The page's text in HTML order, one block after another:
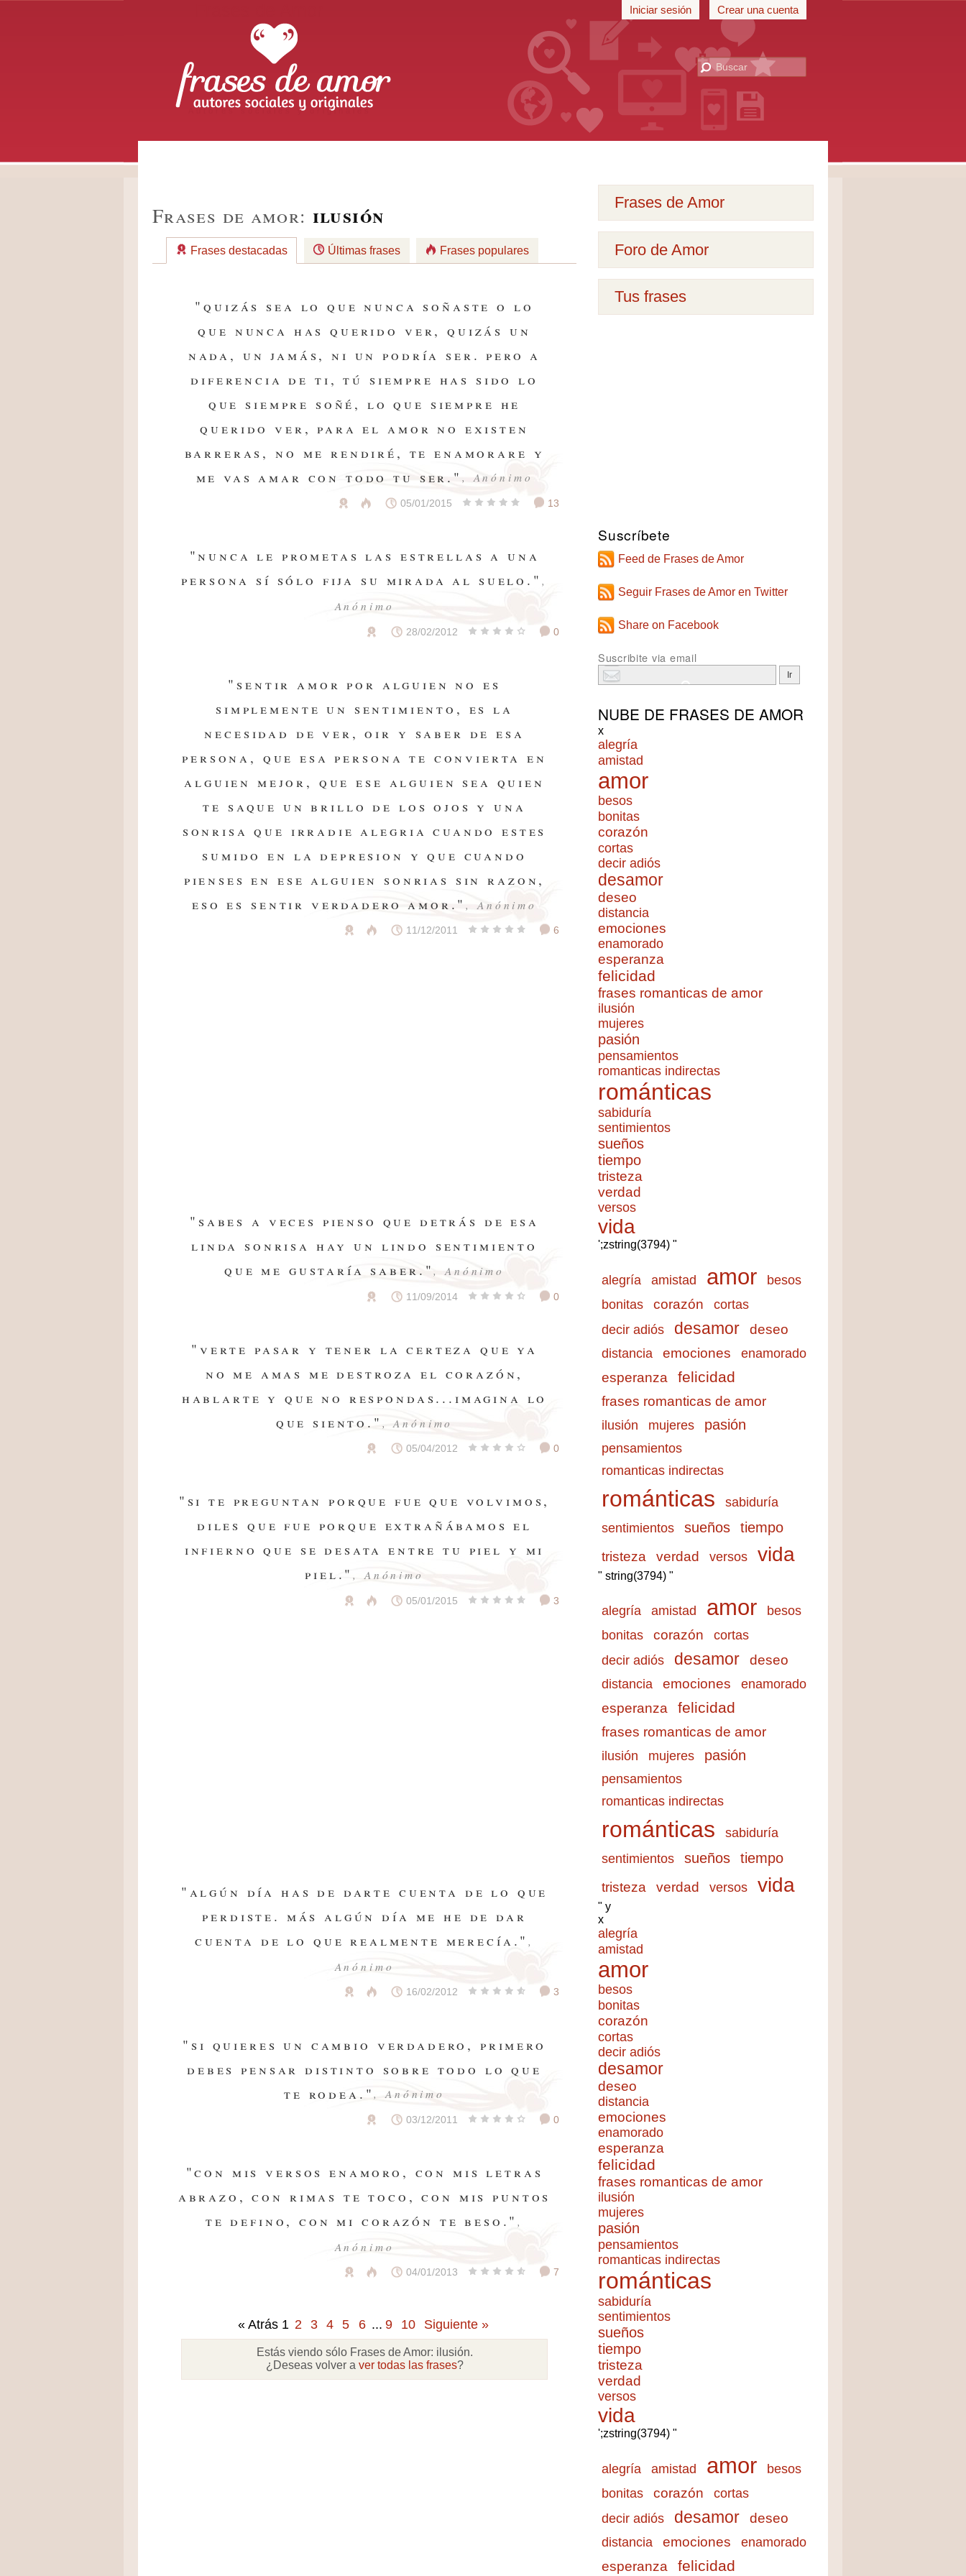
Autores sociales y originales
Iniciar sesión Crear una cuenta
Frases de Amor
Foro de Amor
Tus frases
Frases de amor: ilusión
Frases destacadas Últimas frases Frases populares
"quizás sea lo que nunca soñaste o lo
que nunca has querido ver, quizás un
nada, un jamás, ni un podría ser. pero a
diferencia de ti, tú siempre has sido lo
que siempre soñé, lo que siempre he
querido ver, para el amor no existen
barreras, no me rendiré, te enamorare y
me vas amar con todo tu ser." , Anónimo
05/01/2015 13
"nunca le prometas las estrellas a una
persona sí sólo fija su mirada al suelo." ,
Anónimo
28/02/2012 0
"sentir amor por alguien no es
simplemente un sentimiento, es la
necesidad de ver, oir y saber de esa
persona, que esa persona te convierta en
alguien mejor, que ese alguien sea quien
te saque un brillo de los ojos y una
sonrisa que irradie alegria cuando estes
sumido en la depresion y que cuando
pienses en ese alguien sonrias sin razon,
eso es sentir verdadero amor.", Anónimo
11/12/2011 6
"sabes a veces pienso que detrás de esa
linda sonrisa hay un lindo sentimiento
que me gustaría saber.", Anónimo
11/09/2014 0
"verte pasar y tener la certeza que ya
no me amas me destroza el corazón,
hablarte y que no respondas...imagina lo
que siento." , Anónimo
05/04/2012 0
"si te preguntan porque fue que volvimos,
diles que fue porque extrañábamos el
infierno que se desata entre tu piel y mi
piel.", Anónimo
05/01/2015 3
"algún día has de darte cuenta de lo que
perdiste. más algún día me he de dar
cuenta de lo que realmente merecía.",
Anónimo
16/02/2012 3
"si quieres un cambio verdadero, primero
debes pensar distinto sobre todo lo que
te rodea.", Anónimo
03/12/2011 0
"con mis versos enamoro, con mis letras
abrazo, con rimas te toco, con mis puntos
te defino, con mi corazón te beso.",
Anónimo
04/01/2013 7
« Atrás 1 2 3 4 5 6 ... 9 10 Siguiente »
Estás viendo sólo Frases de Amor: ilusión.
¿Deseas volver a ver todas las frases?
Suscríbete
Feed de Frases de Amor
Seguir Frases de Amor en Twitter
Share on Facebook
Suscribite via email
NUBE DE FRASES DE AMOR
x
alegría
amistad
amor
besos
bonitas
corazón
cortas
decir adiós
desamor
deseo
distancia
emociones
enamorado
esperanza
felicidad
frases romanticas de amor
ilusión
mujeres
pasión
pensamientos
romanticas indirectas
románticas
sabiduría
sentimientos
sueños
tiempo
tristeza
verdad
versos
vida
';zstring(3794) "
alegría amistad amor besos
bonitas corazón cortas
decir adiós desamor deseo
distancia emociones enamorado
esperanza felicidad
frases romanticas de amor
ilusión mujeres pasión
pensamientos
romanticas indirectas
románticas
sabiduría
sentimientos
sueños tiempo
tristeza verdad versos vida
" string(3794) "
alegría amistad amor besos
bonitas corazón cortas
decir adiós desamor deseo
distancia emociones enamorado
esperanza felicidad
frases romanticas de amor
ilusión mujeres pasión
pensamientos
romanticas indirectas
románticas
sabiduría
sentimientos
sueños tiempo
tristeza verdad versos vida
" y
x
alegría
amistad
amor
besos
bonitas
corazón
cortas
decir adiós
desamor
deseo
distancia
emociones
enamorado
esperanza
felicidad
frases romanticas de amor
ilusión
mujeres
pasión
pensamientos
romanticas indirectas
románticas
sabiduría
sentimientos
sueños
tiempo
tristeza
verdad
versos
vida
';zstring(3794) "
alegría amistad amor besos
bonitas corazón cortas
decir adiós desamor deseo
distancia emociones enamorado
esperanza felicidad